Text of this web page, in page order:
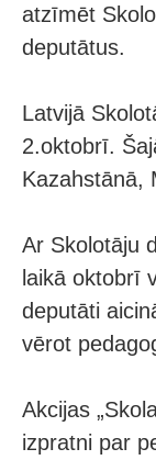
atzīmēt
deputātus.
Latvijā
2.oktobrī.
Kazahstānā,
Ar Skolotāju
laikā oktobrī
deputāti
vērot
Akcijas
izpratni par